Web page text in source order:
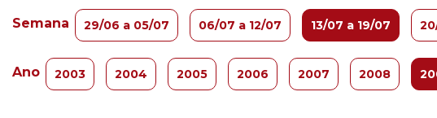
Semana 29/06 a 05/07 06/07 a 12/07 13/07 a 19/07
Ano 2003 2004 2005 2006 2007 2008